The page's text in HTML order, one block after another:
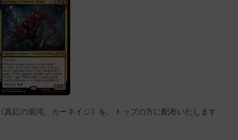
《真紅の混沌、カーネイジ》を、トップの方に配布いたします